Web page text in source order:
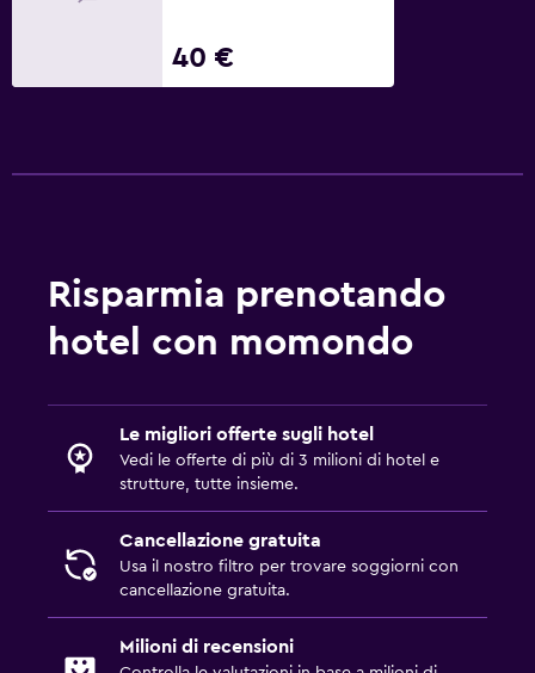
40 €
Risparmia prenotando
hotel con momondo
Le migliori offerte sugli hotel
Vedi le offerte di più di 3 milioni di hotel e
strutture, tutte insieme.
Cancellazione gratuita
Usa il nostro filtro per trovare soggiorni con
cancellazione gratuita.
Milioni di recensioni